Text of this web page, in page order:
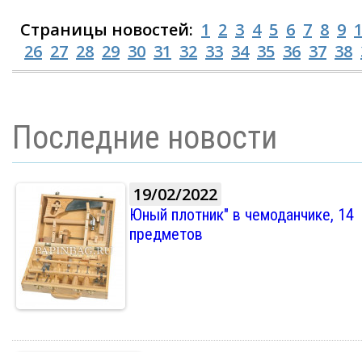
Страницы новостей: 1 2 3 4 5 6 7 8 9
26 27 28 29 30 31 32 33 34 35 36 37 38
Последние новости
19/02/2022
Юный плотник" в чемоданчике, 14
предметов